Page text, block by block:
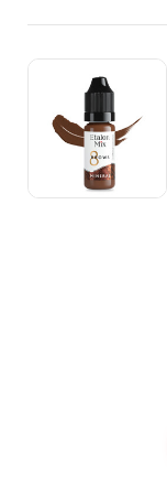
Количество